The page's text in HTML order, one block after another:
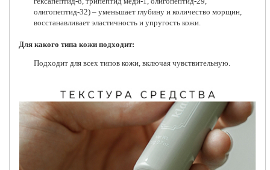
олигопептид-32) – уменьшает глубину и количество морщин,
восстанавливает эластичность и упругость кожи.
Для какого типа кожи подходит:
Подходит для всех типов кожи, включая чувствительную.